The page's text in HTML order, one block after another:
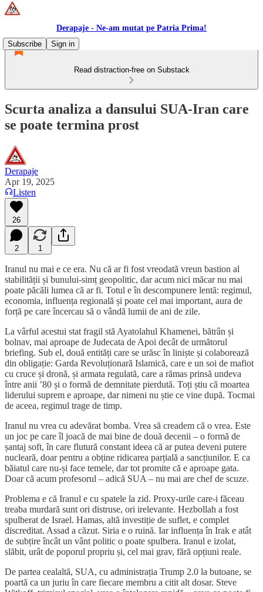
Derapaje - Ne-am mutat pe Patria Prima!
Subscribe
Sign in
Read distraction-free on Substack
Scurta analiza a dansului SUA-Iran care
se poate termina prost
Derapaje
Apr 19, 2025
Listen
26
2 1
Iranul nu mai e ce era. Nu că ar fi fost vreodată vreun bastion al
stabilității și bunului-simț geopolitic, dar acum nici măcar nu mai
poate păcăli lumea că ar fi. Totul e în descompunere lentă: regimul,
economia, influența regională și poate cel mai important, aura de
forță pe care încercau să o vândă lumii de ani de zile.
La vârful acestui stat fragil stă Ayatolahul Khamenei, bătrân și
bolnav, mai aproape de Judecata de Apoi decât de următorul
briefing. Sub el, două entități care se urăsc în liniște și colaborează
din obligație: Garda Revoluționară Islamică, care e un soi de mafiot
cu cruce și dronă, și armata regulată, care a rămas prinsă undeva
între anii ’80 și o formă de demnitate pierdută. Toți știu că moartea
liderului suprem e aproape, dar nimeni nu știe ce vine după. Tocmai
de aceea, regimul trage de timp.
Iranul nu vrea cu adevărat bomba. Vrea să creadem că o vrea. Este
un joc pe care îl joacă de mai bine de două decenii – o formă de
șantaj soft, în care flutură constant ideea că ar putea deveni putere
nucleară, doar pentru a obține ridicarea parțială a sancțiunilor. E ca
băiatul care nu-și face temele, dar tot promite că e aproape gata.
Doar că acum profesorul – adică SUA – nu mai are chef de scuze.
Problema e că Iranul e cu spatele la zid. Proxy-urile care-i făceau
treaba murdară sunt ori distruse, ori irelevante. Hezbollah a fost
spulberat de Israel. Hamas, altă investiție de suflet, e complet
discreditat. Assad a căzut. Siria e o ruină. Iar influența în Irak e atât
de subțire încât un vânt politic o poate spulbera. Iranul e izolat,
slăbit, urât de poporul propriu și, cel mai grav, fără opțiuni reale.
De partea cealaltă, SUA, cu administrația Trump 2.0 la butoane, se
poartă ca un juriu în care fiecare membru a citit alt dosar. Steve